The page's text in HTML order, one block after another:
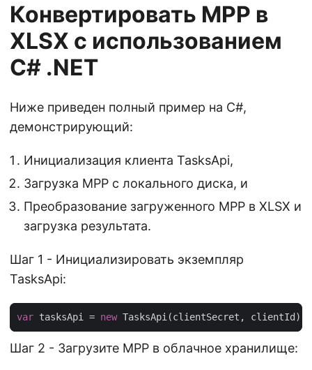
Конвертировать MPP в
XLSX с использованием
C# .NET
Ниже приведен полный пример на C#,
демонстрирующий:
Инициализация клиента TasksApi,
Загрузка MPP с локального диска, и
Преобразование загруженного MPP в XLSX и
загрузка результата.
Шаг 1 - Инициализировать экземпляр
TasksApi:
var tasksApi = new
Шаг 2 - Загрузите MPP в облачное хранилище: